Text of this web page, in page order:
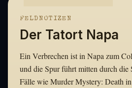
FELDNOTIZEN
Der Tatort Napa
Ein Verbrechen ist in Napa zum
und die Spur führt mitten durch die
Fälle wie Murder Mystery: Death